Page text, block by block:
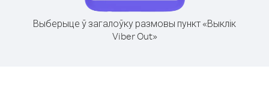
Выберыце ў загалоўку размовы пункт «Выклік
Viber Out»